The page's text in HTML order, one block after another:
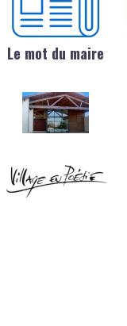
Le mot du maire